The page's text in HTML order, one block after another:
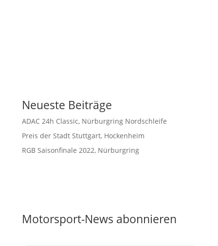
Neueste Beiträge
ADAC 24h Classic, Nürburgring Nordschleife
Preis der Stadt Stuttgart, Hockenheim
RGB Saisonfinale 2022, Nürburgring
Motorsport-News abonnieren